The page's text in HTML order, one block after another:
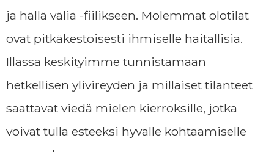
ja hällä väliä -fiilikseen. Molemmat olotilat
ovat pitkäkestoisesti ihmiselle haitallisia.
Illassa keskityimme tunnistamaan
hetkellisen ylivireyden ja millaiset tilanteet
saattavat viedä mielen kierroksille, jotka
voivat tulla esteeksi hyvälle kohtaamiselle